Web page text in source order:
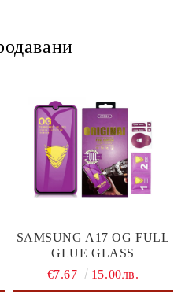
SAMSUNG A17 OG FULL
GLUE GLASS
€7.67
15.00лв.